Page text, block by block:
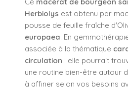
Herbiolys est obtenu par
pousse de feuille fraîche
europaea. En
associée à la thématique
circulation : elle pourrait
une routine bien-être autour
à affiner selon vos besoins